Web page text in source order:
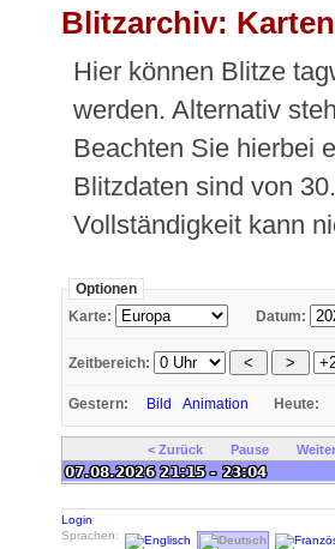
Blitzarchiv:
Hier können Blitze
werden. Alternativ
Beachten Sie hierbei
Blitzdaten sind von
Vollständigkeit kann
Optionen
Karte:
Datum:
Zeitbereich:
Gestern: Bild Animation Heute:
< Zurück Pause
Login
Sprachen: